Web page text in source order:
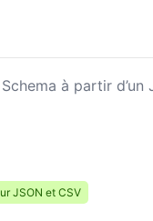
à partir d’un
JSON et CSV